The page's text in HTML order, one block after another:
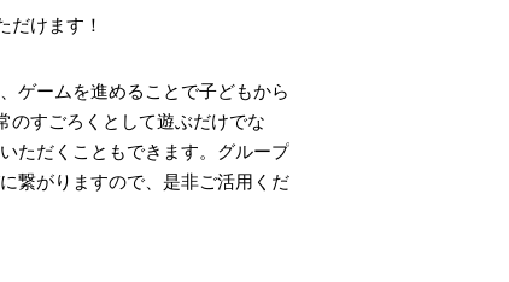
だけます！
ゲームを進めることで子どもから
のすごろくとして遊ぶだけでな
ただくこともできます。グループ
繋がりますので、是非ご活用くだ